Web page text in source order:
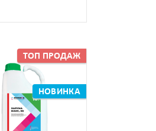
ТОП ПРОДАЖ
НОВИНКА